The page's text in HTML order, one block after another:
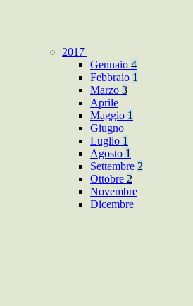
2017
Gennaio 4
Febbraio 1
Marzo 3
Aprile
Maggio 1
Giugno
Luglio 1
Agosto 1
Settembre 2
Ottobre 2
Novembre
Dicembre